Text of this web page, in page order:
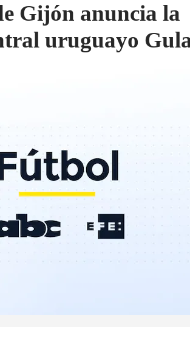
Gijón anuncia la
uruguayo